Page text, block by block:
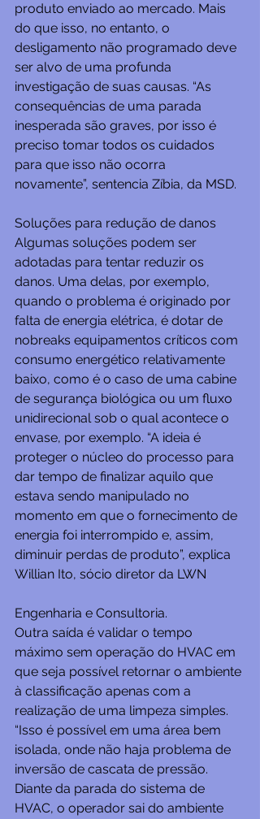
produto enviado ao mercado. Mais
do que isso, no entanto, o
desligamento não programado deve
ser alvo de uma profunda
investigação de suas causas. “As
consequências de uma parada
inesperada são graves, por isso é
preciso tomar todos os cuidados
para que isso não ocorra
novamente”, sentencia Zíbia, da MSD.
Soluções para redução de danos
Algumas soluções podem ser
adotadas para tentar reduzir os
danos. Uma delas, por exemplo,
quando o problema é originado por
falta de energia elétrica, é dotar de
nobreaks equipamentos críticos com
consumo energético relativamente
baixo, como é o caso de uma cabine
de segurança biológica ou um fluxo
unidirecional sob o qual acontece o
envase, por exemplo. “A ideia é
proteger o núcleo do processo para
dar tempo de finalizar aquilo que
estava sendo manipulado no
momento em que o fornecimento de
energia foi interrompido e, assim,
diminuir perdas de produto”, explica
Willian Ito, sócio diretor da LWN
Engenharia e Consultoria.
Outra saída é validar o tempo
máximo sem operação do HVAC em
que seja possível retornar o ambiente
à classificação apenas com a
realização de uma limpeza simples.
“Isso é possível em uma área bem
isolada, onde não haja problema de
inversão de cascata de pressão.
Diante da parada do sistema de
HVAC, o operador sai do ambiente